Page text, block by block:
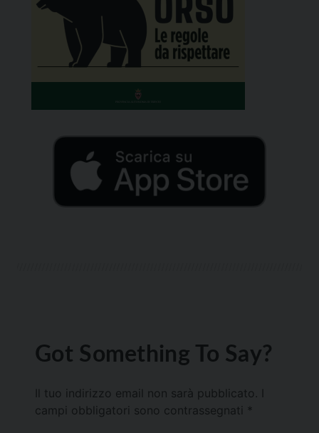
Got Something To Say?
Il tuo indirizzo email non sarà pubblicato.
campi obbligatori sono contrassegnati *